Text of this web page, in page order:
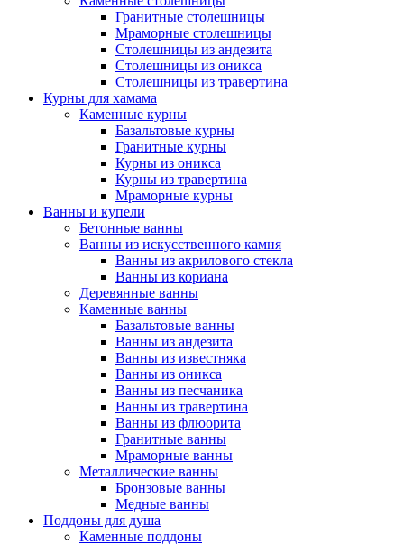
Гранитные столешницы
Мраморные столешницы
Столешницы из андезита
Столешницы из оникса
Столешницы из травертина
Курны для хамама
Каменные курны
Базальтовые курны
Гранитные курны
Курны из оникса
Курны из травертина
Мраморные курны
Ванны и купели
Бетонные ванны
Ванны из искусственного камня
Ванны из акрилового стекла
Ванны из кориана
Деревянные ванны
Каменные ванны
Базальтовые ванны
Ванны из андезита
Ванны из известняка
Ванны из оникса
Ванны из песчаника
Ванны из травертина
Ванны из флюорита
Гранитные ванны
Мраморные ванны
Металлические ванны
Бронзовые ванны
Медные ванны
Поддоны для душа
Каменные поддоны